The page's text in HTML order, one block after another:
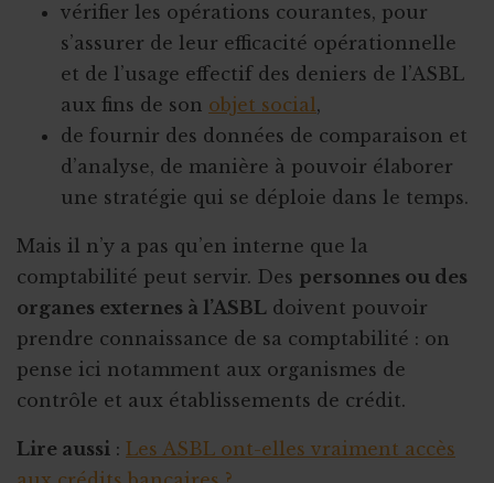
vérifier les opérations courantes, pour
s’assurer de leur efficacité opérationnelle
et de l’usage effectif des deniers de l’ASBL
aux fins de son objet social,
de fournir des données de comparaison et
d’analyse, de manière à pouvoir élaborer
une stratégie qui se déploie dans le temps.
Mais il n’y a pas qu’en interne que la
comptabilité peut servir. Des personnes ou des
organes externes à l’ASBL doivent pouvoir
prendre connaissance de sa comptabilité : on
pense ici notamment aux organismes de
contrôle et aux établissements de crédit.
Lire aussi : Les ASBL ont-elles vraiment accès